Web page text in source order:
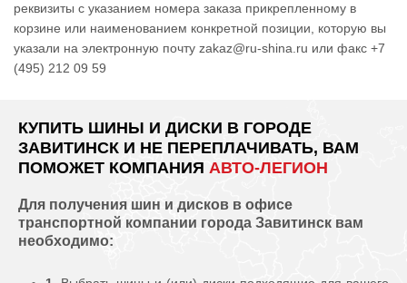
реквизиты с указанием номера заказа прикрепленному в
корзине или наименованием конкретной позиции, которую вы
указали на электронную почту zakaz@ru-shina.ru или факс +7
(495) 212 09 59
КУПИТЬ ШИНЫ И ДИСКИ В ГОРОДЕ
ЗАВИТИНСК И НЕ ПЕРЕПЛАЧИВАТЬ, ВАМ
ПОМОЖЕТ КОМПАНИЯ АВТО-ЛЕГИОН
Для получения шин и дисков в офисе
транспортной компании города Завитинск вам
необходимо: